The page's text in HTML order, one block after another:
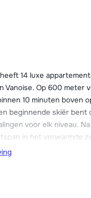
14 luxe
Vanoise. Op 600 meter
10 minuten boven
beginnende skiër
voor elk niveau.
in het verwarmde
combinatie van